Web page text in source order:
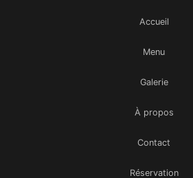
Accueil
Menu
Galerie
À propos
Contact
Réservation